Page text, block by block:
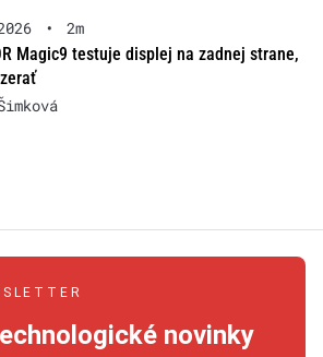
•
2m
Magic9 testuje displej na zadnej strane,
novinky